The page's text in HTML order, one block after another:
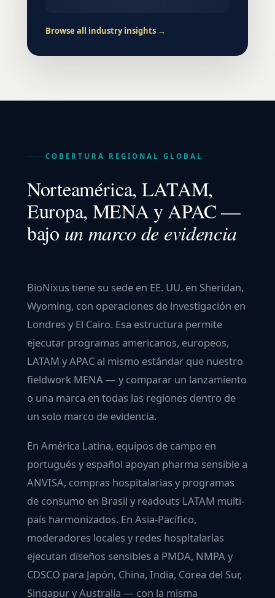
Browse all industry insights →
COBERTURA REGIONAL GLOBAL
Norteamérica, LATAM,
Europa, MENA y APAC —
bajo un marco de evidencia
BioNixus tiene su sede en EE. UU. en Sheridan,
Wyoming, con operaciones de investigación en
Londres y El Cairo. Esa estructura permite
ejecutar programas americanos, europeos,
LATAM y APAC al mismo estándar que nuestro
fieldwork MENA — y comparar un lanzamiento
o una marca en todas las regiones dentro de
un solo marco de evidencia.
En América Latina, equipos de campo en
portugués y español apoyan pharma sensible a
ANVISA, compras hospitalarias y programas
de consumo en Brasil y readouts LATAM multi-
país harmonizados. En Asia-Pacífico,
moderadores locales y redes hospitalarias
ejecutan diseños sensibles a PMDA, NMPA y
CDSCO para Japón, China, India, Corea del Sur,
Singapur y Australia — con la misma